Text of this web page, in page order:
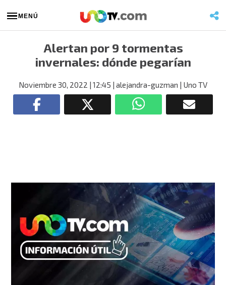
MENÚ
Alertan por 9 tormentas
invernales: dónde pegarían
Noviembre 30, 2022 | 12:45 | alejandra-guzman | Uno TV